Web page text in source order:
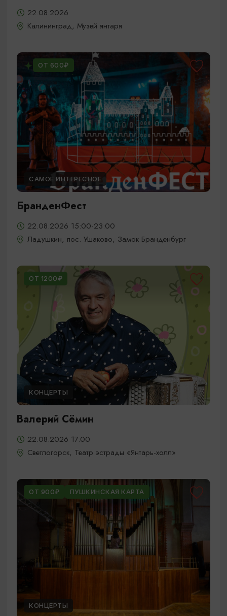
22.08.2026
Калининград, Музей янтаря
ОТ 600₽
САМОЕ ИНТЕРЕСНОЕ
БранденФест
22.08.2026 15:00-23:00
Ладушкин, пос. Ушаково, Замок Бранденбург
ОТ 1200₽
КОНЦЕРТЫ
Валерий Сёмин
22.08.2026 17.00
Светлогорск, Театр эстрады «Янтарь-холл»
ОТ 900₽ ПУШКИНСКАЯ КАРТА
КОНЦЕРТЫ